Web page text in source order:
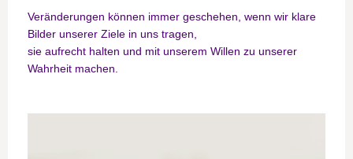
Veränderungen können immer geschehen, wenn wir klare
Bilder unserer Ziele in uns tragen,
sie aufrecht halten und mit unserem Willen zu unserer
Wahrheit machen.